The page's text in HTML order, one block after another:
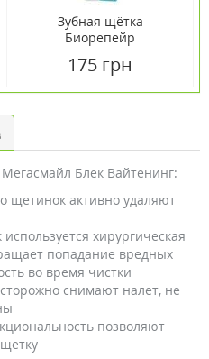
Зубная щётка
Биорепейр
175 грн
Блек Вайтенинг:
щетинок активно удаляют
хирургическая
попадание вредных
во время чистки
снимают налет, не
позволяют